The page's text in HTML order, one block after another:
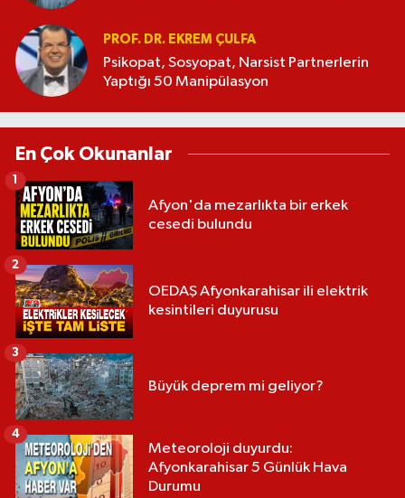
PROF. DR. EKREM ÇULFA
Psikopat, Sosyopat, Narsist Partnerlerin
Yaptığı 50 Manipülasyon
En Çok Okunanlar
Afyon'da mezarlıkta bir erkek
cesedi bulundu
1
OEDAŞ Afyonkarahisar ili elektrik
kesintileri duyurusu
2
Büyük deprem mi geliyor?
3
Meteoroloji duyurdu:
Afyonkarahisar 5 Günlük Hava
Durumu
4